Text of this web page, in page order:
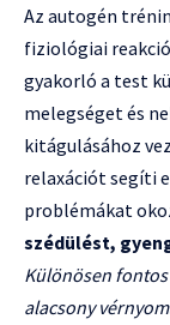
Az autogén
fiziológiai
gyakorló a test
melegséget és
kitágulásához
relaxációt segíti
problémákat
szédülést,
Különösen
alacsony